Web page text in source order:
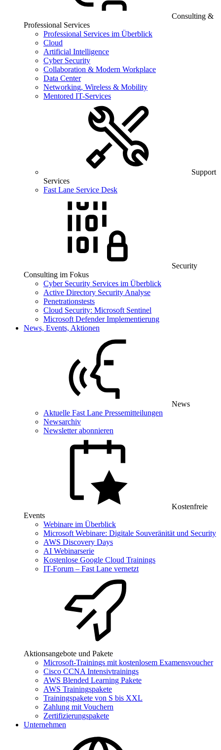
Consulting &
Professional Services
Professional Services im Überblick
Cloud
Artificial Intelligence
Cyber Security
Collaboration & Modern Workplace
Data Center
Networking, Wireless & Mobility
Mentored IT-Services
Support
Services
Fast Lane Service Desk
Security
Consulting im Fokus
Cyber Security Services im Überblick
Active Directory Security Analyse
Penetrationstests
Cloud Security: Microsoft Sentinel
Microsoft Defender Implementierung
News, Events, Aktionen
News
Aktuelle Fast Lane Pressemitteilungen
Newsarchiv
Newsletter abonnieren
Kostenfreie
Events
Webinare im Überblick
Microsoft Webinare: Digitale Souveränität und Security
AWS Discovery Days
AI Webinarserie
Kostenlose Google Cloud Trainings
IT-Forum – Fast Lane vernetzt
Aktionsangebote und Pakete
Microsoft-Trainings mit kostenlosem Examensvoucher
Cisco CCNA Intensivtrainings
AWS Blended Learning Pakete
AWS Trainingspakete
Trainingspakete von S bis XXL
Zahlung mit Vouchern
Zertifizierungspakete
Unternehmen